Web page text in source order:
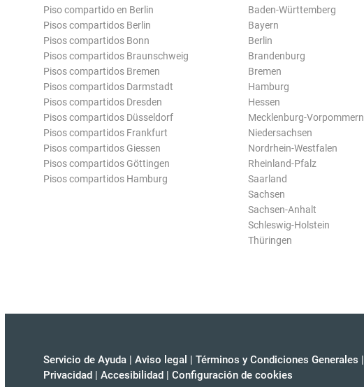
Piso compartido en Berlin
Pisos compartidos Berlin
Pisos compartidos Bonn
Pisos compartidos Braunschweig
Pisos compartidos Bremen
Pisos compartidos Darmstadt
Pisos compartidos Dresden
Pisos compartidos Düsseldorf
Pisos compartidos Frankfurt
Pisos compartidos Giessen
Pisos compartidos Göttingen
Pisos compartidos Hamburg
Baden-Württemberg
Bayern
Berlin
Brandenburg
Bremen
Hamburg
Hessen
Mecklenburg-Vorpommern
Niedersachsen
Nordrhein-Westfalen
Rheinland-Pfalz
Saarland
Sachsen
Sachsen-Anhalt
Schleswig-Holstein
Thüringen
Servicio de Ayuda | Aviso legal | Términos y Condiciones Generales |
Privacidad | Accesibilidad | Configuración de cookies